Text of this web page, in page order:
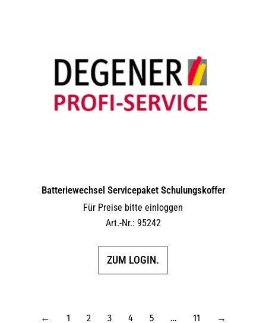
Batteriewechsel Servicepaket Schulungskoffer
Für Preise bitte einloggen
Art.-Nr.: 95242
ZUM LOGIN.
← 1 2 3 4 5 … 11 →